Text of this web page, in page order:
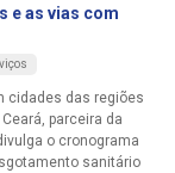
e as vias com
cidades das regiões
parceira da
o cronograma
sanitário